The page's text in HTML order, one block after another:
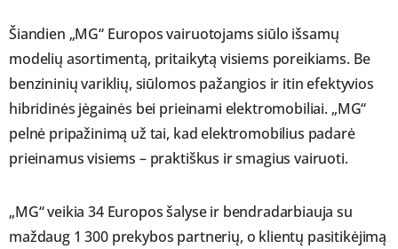
Šiandien „MG“ Europos vairuotojams siūlo išsamų
modelių asortimentą, pritaikytą visiems poreikiams. Be
benzininių variklių, siūlomos pažangios ir itin efektyvios
hibridinės jėgainės bei prieinami elektromobiliai. „MG“
pelnė pripažinimą už tai, kad elektromobilius padarė
prieinamus visiems – praktiškus ir smagius vairuoti.
„MG“ veikia 34 Europos šalyse ir bendradarbiauja su
maždaug 1 300 prekybos partnerių, o klientų pasitikėjimą